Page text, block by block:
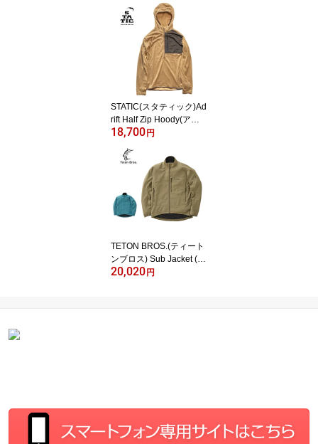
STATIC(スタティック)Ad
rift Half Zip Hoody(アド
リフト ハーフジップ フ
18,700円
TETON BROS.(ティート
ンブロス) Sub Jacket (U
nisex)
20,020円